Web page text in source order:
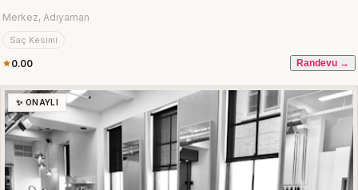
Merkez, Adıyaman
Saç Kesimi
0.00 Randevu →
✨ ONAYLI